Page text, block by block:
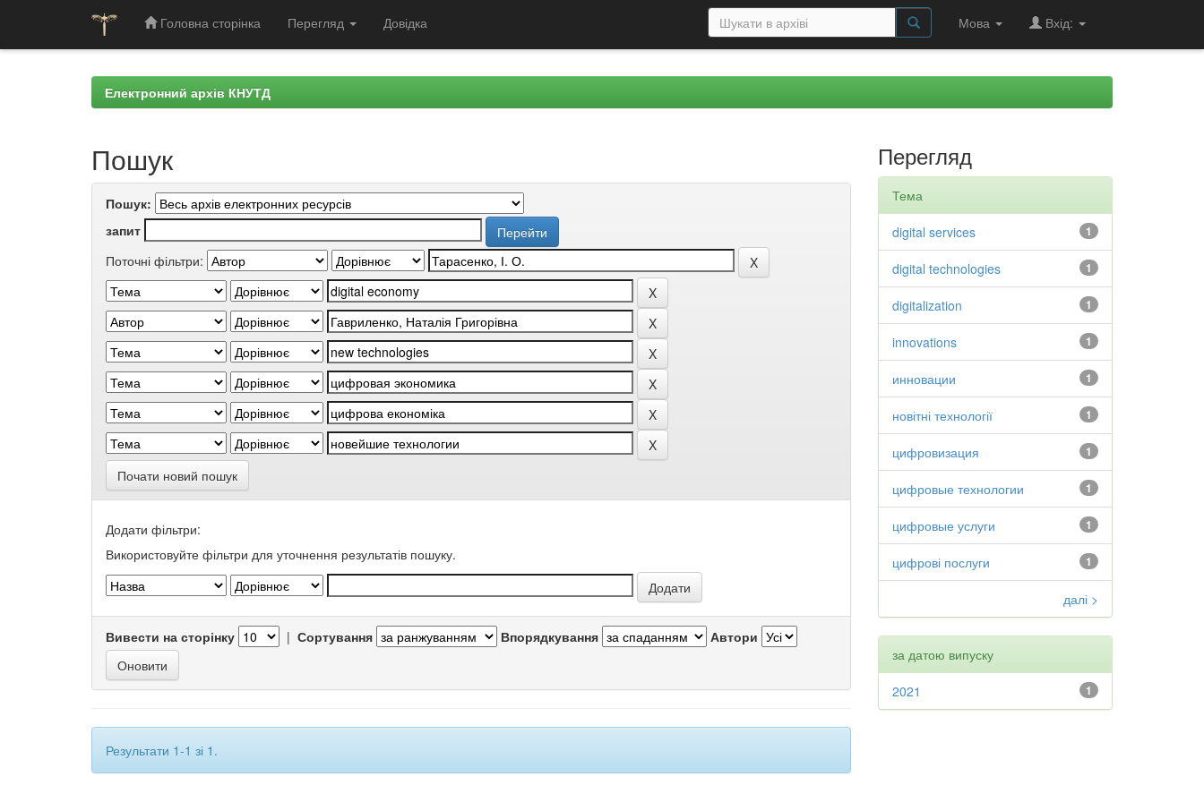
Головна сторінка Перегляд Довідка Мова Вхід:
Електронний архів КНУТД
Пошук
Пошук:
запит
Поточні фільтри:
Почати новий пошук
Додати фільтри:
Використовуйте фільтри для уточнення результатів пошуку.
Вивести на сторінку | Сортування Впорядкування Автори
Результати 1-1 зі 1.
Перегляд
Тема
1
digital services
1
digital technologies
1
digitalization
1
innovations
1
инновации
1
новітні технології
1
цифровизация
1
цифровые технологии
1
цифровые услуги
1
цифрові послуги
далі >
за датою випуску
1
2021